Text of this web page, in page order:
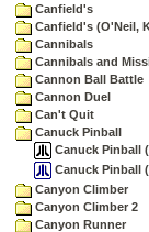
Canfield's
Canfield's (O'Neil,
Cannibals
Cannibals and
Cannon Ball Battle
Cannon Duel
Can't Quit
Canuck Pinball
Canuck Pinball
Canuck Pinball
Canyon Climber
Canyon Climber 2
Canyon Runner